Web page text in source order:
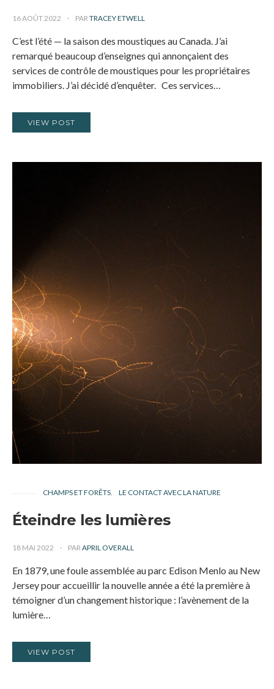
16 AOÛT 2022 PAR TRACEY ETWELL
C’est l’été — la saison des moustiques au Canada. J’ai
remarqué beaucoup d’enseignes qui annonçaient des
services de contrôle de moustiques pour les propriétaires
immobiliers. J’ai décidé d’enquêter. Ces services…
VIEW POST
CHAMPS ET FORÊTS LE CONTACT AVEC LA NATURE
Éteindre les lumières
18 MAI 2022 PARAPRIL OVERALL
En 1879, une foule assemblée au parc Edison Menlo au New
Jersey pour accueillir la nouvelle année a été la première à
témoigner d’un changement historique : l’avènement de la
lumière…
VIEW POST